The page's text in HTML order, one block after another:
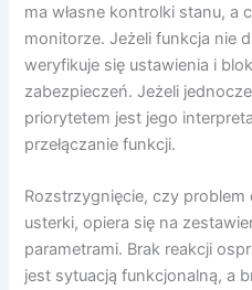
ma własne kontrolki stanu, a
monitorze. Jeżeli funkcja nie
weryfikuje się ustawienia i
zabezpieczeń. Jeżeli
priorytetem jest jego
przełączanie funkcji.
Rozstrzygnięcie, czy
usterki, opiera się na
parametrami. Brak reakcji
jest sytuacją funkcjonalną, a